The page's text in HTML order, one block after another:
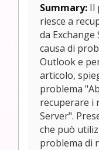
Summary: Il
riesce a
da
causa di
Outlook e
articolo,
problema
recuperare i
Server".
che può
problema di